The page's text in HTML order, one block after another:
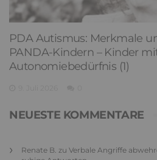
PDA Autismus: Merkmale
PANDA-Kindern – Kinder
Autonomiebedürfnis (1)
NEUESTE KOMMENTARE
Renate B. zu Verbale Angriffe